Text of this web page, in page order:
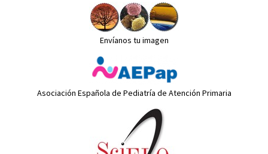
Envíanos tu imagen
Asociación Española de Pediatría de Atención Primaria